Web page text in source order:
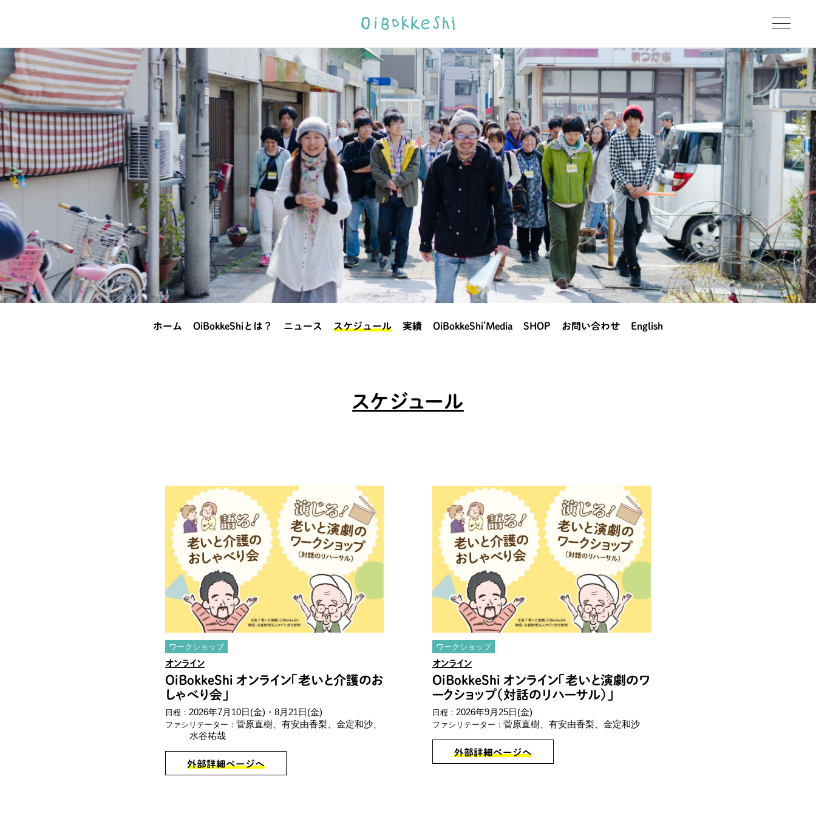
ホーム OiBokkeShiとは？ ニュース スケジュール 実績 OiBokkeShi’Media SHOP お問い合わせ English
スケジュール
ワークショップ
オンライン
OiBokkeShi オンライン「老いと介護のお
しゃべり会」
日程： 2026年7月10日(金) ・8月21日(金)
ファシリテーター： 菅原直樹、 有安由香梨、 金定和沙、
水谷祐哉
外部詳細ページへ
ワークショップ
オンライン
OiBokkeShi オンライン「老いと演劇のワ
ークショップ（対話のリハーサル）」
日程： 2026年9月25日(金)
ファシリテーター： 菅原直樹、 有安由香梨、 金定和沙
外部詳細ページへ